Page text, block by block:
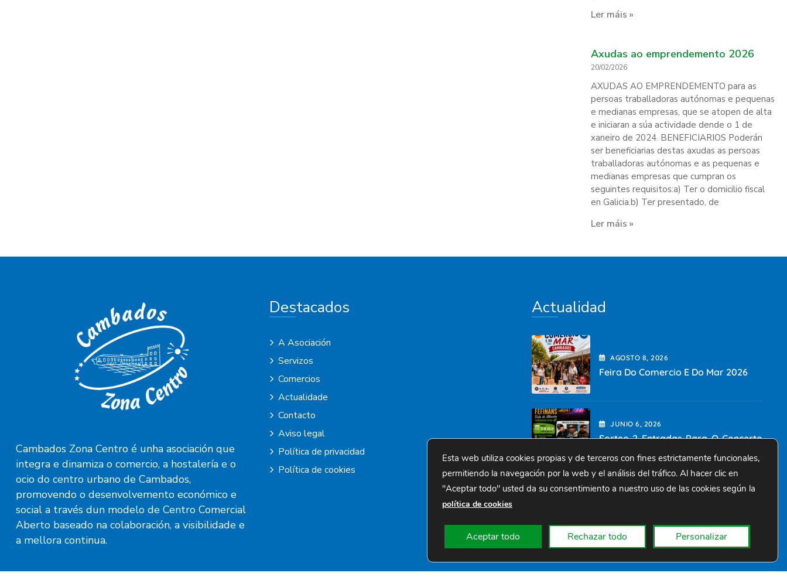
Ler máis »
Axudas ao emprendemento 2026
20/02/2026
AXUDAS AO EMPRENDEMENTO para as
persoas traballadoras autónomas e pequenas
e medianas empresas, que se atopen de alta
e iniciaran a súa actividade dende o 1 de
xaneiro de 2024. BENEFICIARIOS Poderán
ser beneficiarias destas axudas as persoas
traballadoras autónomas e as pequenas e
medianas empresas que cumpran os
seguintes requisitos:a) Ter o domicilio fiscal
en Galicia.b) Ter presentado, de
Ler máis »
Cambados Zona Centro é unha asociación que
integra e dinamiza o comercio, a hostalería e o
ocio do centro urbano de Cambados,
promovendo o desenvolvemento económico e
social a través dun modelo de Centro Comercial
Aberto baseado na colaboración, a visibilidade e
a mellora continua.
Destacados
A Asociación
Servizos
Comercios
Actualidade
Contacto
Aviso legal
Política de privacidad
Política de cookies
Actualidad
AGOSTO 8, 2026
Feira Do Comercio E Do Mar 2026
JUNIO6, 2026
Sorteo 2 Entradas Para O Concerto
Da Festa Do Albariño
Esta web utiliza cookies propias y de terceros con fines estrictamente funcionales,
permitiendo la navegación por la web y el análisis del tráfico. Al hacer clic en
"Aceptar todo" usted da su consentimiento a nuestro uso de las cookies según la
política de cookies
Aceptar todo Rechazar todo Personalizar